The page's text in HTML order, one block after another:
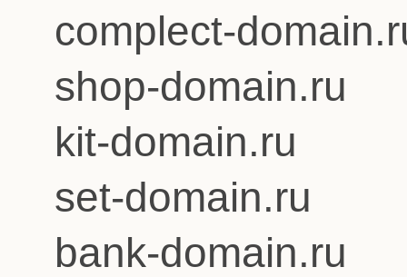
complect-
shop-domain.ru
kit-domain.ru
set-domain.ru
bank-domain.ru